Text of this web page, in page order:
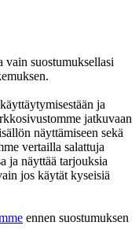
vain suostumuksellasi
ja
jatkuvaan
näyttämiseen sekä
vertailla salattuja
ja näyttää tarjouksia
jos käytät kyseisiä
ennen suostumuksen